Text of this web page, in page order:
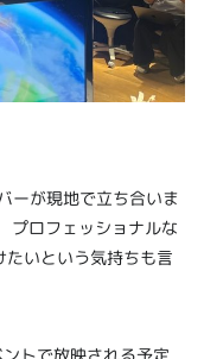
ーが現地で立ち合いま
プロフェッショナルな
いという気持ちも言